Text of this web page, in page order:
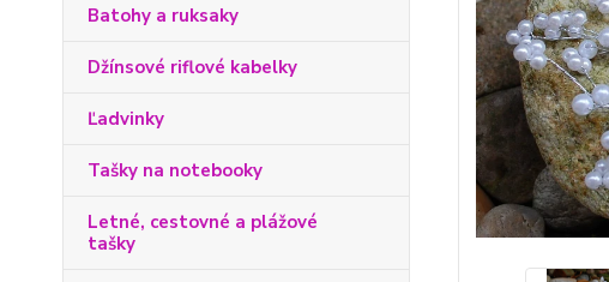
Batohy a ruksaky
Džínsové riflové kabelky
Ľadvinky
Tašky na notebooky
Letné, cestovné a plážové
tašky